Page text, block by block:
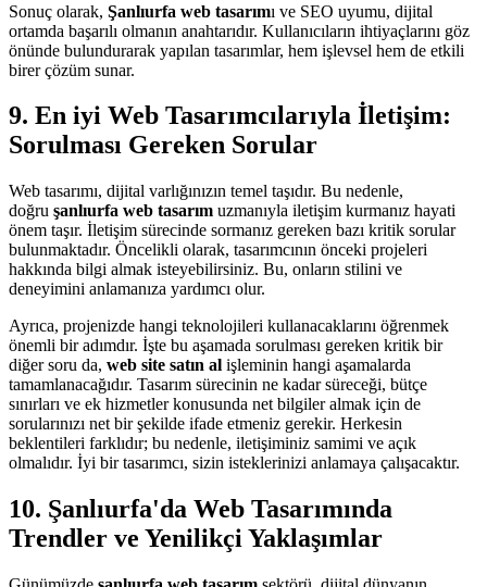
Sonuç olarak, Şanlıurfa web tasarımı ve SEO uyumu, dijital
ortamda başarılı olmanın anahtarıdır. Kullanıcıların ihtiyaçlarını göz
önünde bulundurarak yapılan tasarımlar, hem işlevsel hem de etkili
birer çözüm sunar.
9. En iyi Web Tasarımcılarıyla İletişim:
Sorulması Gereken Sorular
Web tasarımı, dijital varlığınızın temel taşıdır. Bu nedenle,
doğru şanlıurfa web tasarım uzmanıyla iletişim kurmanız hayati
önem taşır. İletişim sürecinde sormanız gereken bazı kritik sorular
bulunmaktadır. Öncelikli olarak, tasarımcının önceki projeleri
hakkında bilgi almak isteyebilirsiniz. Bu, onların stilini ve
deneyimini anlamanıza yardımcı olur.
Ayrıca, projenizde hangi teknolojileri kullanacaklarını öğrenmek
önemli bir adımdır. İşte bu aşamada sorulması gereken kritik bir
diğer soru da, web site satın al işleminin hangi aşamalarda
tamamlanacağıdır. Tasarım sürecinin ne kadar süreceği, bütçe
sınırları ve ek hizmetler konusunda net bilgiler almak için de
sorularınızı net bir şekilde ifade etmeniz gerekir. Herkesin
beklentileri farklıdır; bu nedenle, iletişiminiz samimi ve açık
olmalıdır. İyi bir tasarımcı, sizin isteklerinizi anlamaya çalışacaktır.
10. Şanlıurfa'da Web Tasarımında
Trendler ve Yenilikçi Yaklaşımlar